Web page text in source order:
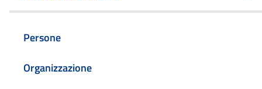
Persone
Organizzazione